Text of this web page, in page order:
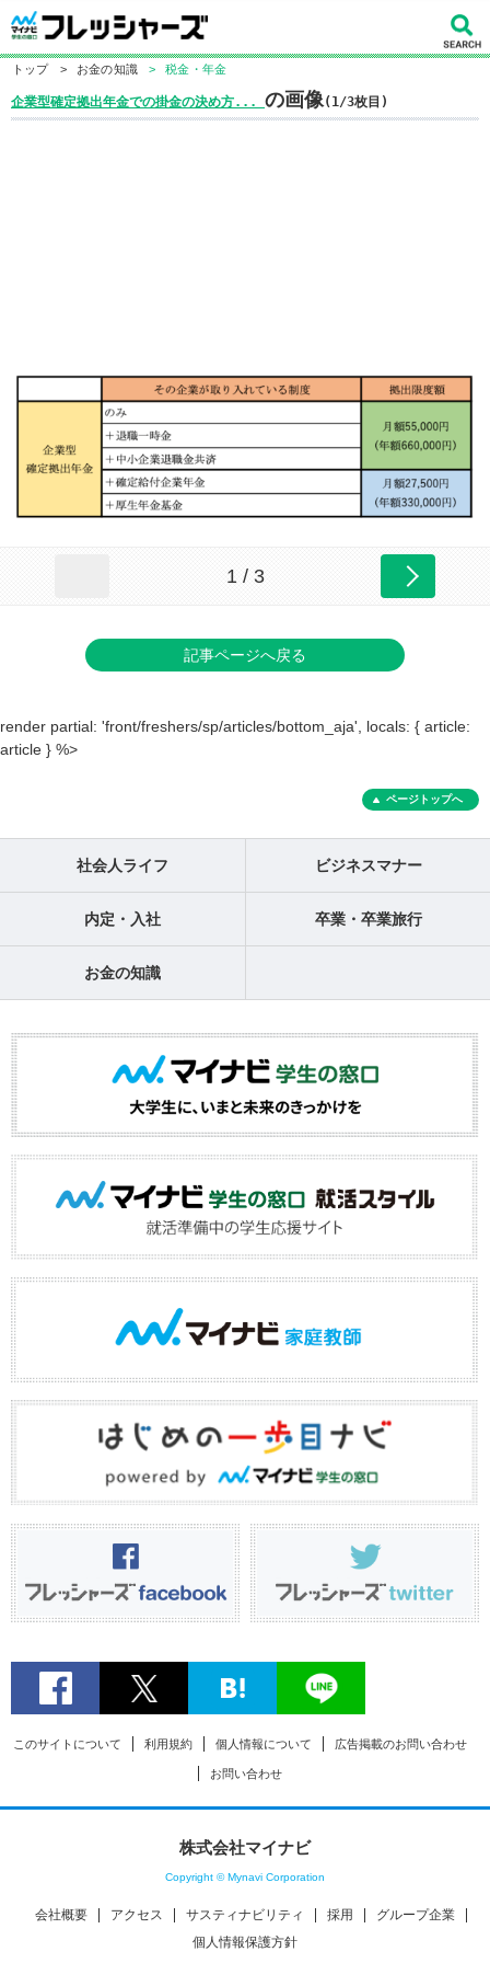
トップ > お金の知識 > 税金・年金
企業型確定拠出年金での掛金の決め方... の画像(1/3枚目)
1 / 3
記事ページへ戻る
render partial: 'front/freshers/sp/articles/bottom_aja', locals: { article:
article } %>
ページトップへ
社会人ライフ ビジネスマナー
内定・入社 卒業・卒業旅行
お金の知識
このサイトについて 利用規約 個人情報について 広告掲載のお問い合わせ
お問い合わせ
株式会社マイナビ
Copyright © Mynavi Corporation
会社概要 アクセス サスティナビリティ 採用
グループ企業
個人情報保護方針